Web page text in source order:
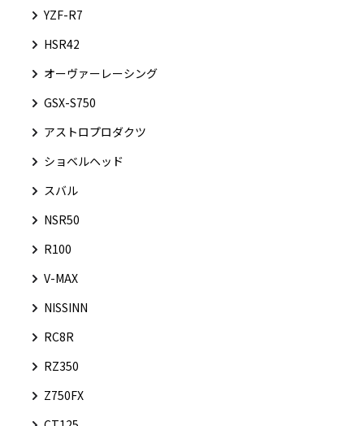
YZF-R7
HSR42
オーヴァーレーシング
GSX-S750
アストロプロダクツ
ショベルヘッド
スバル
NSR50
R100
V-MAX
NISSINN
RC8R
RZ350
Z750FX